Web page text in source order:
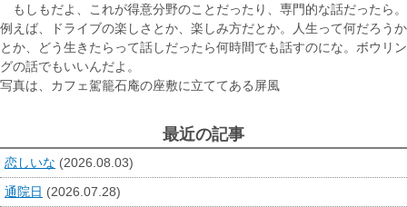
もしもだよ、これが得意分野のことだったり、専門的な話だったら。
例えば、ドライブの楽しさとか、楽しみ方だとか。人生って何だろうか
とか、どう生きたらって話しだったら何時間でも話すのにな。ボウリン
グの話でもいいんだよ。
写真は、カフェ駕籠石庵の座敷に立ててある屏風
最近の記事
恋しいな (2026.08.03)
通院日 (2026.07.28)